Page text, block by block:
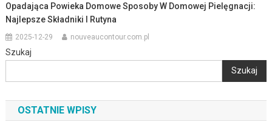
Opadająca Powieka Domowe Sposoby W Domowej Pielęgnacji:
Najlepsze Składniki I Rutyna
2025-12-29 nouveaucontour.com.pl
Szukaj
Szukaj
OSTATNIE WPISY